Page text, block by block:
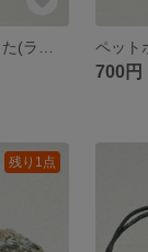
700円
残り1点